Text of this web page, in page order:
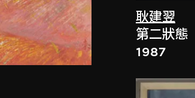
耿建翌
第二狀態
1987